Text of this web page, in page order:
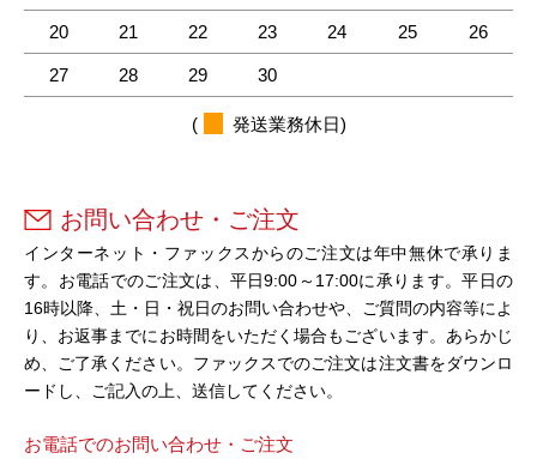
20 21 22 23 24 25 26
27 28 29 30
( 発送業務休日)
お問い合わせ・ご注文
インターネット・ファックスからのご注文は年中無休で承りま
す。お電話でのご注文は、平日9:00～17:00に承ります。平日の
16時以降、土・日・祝日のお問い合わせや、ご質問の内容等によ
り、お返事までにお時間をいただく場合もございます。あらかじ
め、ご了承ください。ファックスでのご注文は注文書をダウンロ
ードし、ご記入の上、送信してください。
お電話でのお問い合わせ・ご注文